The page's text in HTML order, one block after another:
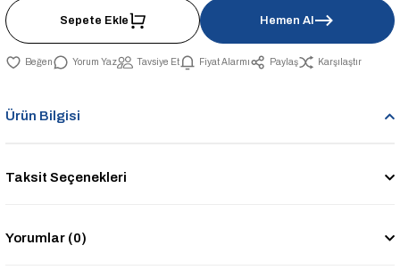
Sepete Ekle Hemen Al
Yorum Yaz Tavsiye Et Fiyat Alarmı Paylaş Karşılaştır
Ürün Bilgisi
Taksit Seçenekleri
Yorumlar (0)